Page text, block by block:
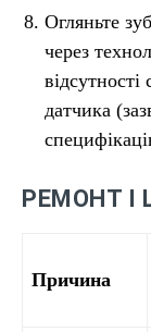
Огляньте
через
відсутності
датчика
РЕМОНТ І
Причина